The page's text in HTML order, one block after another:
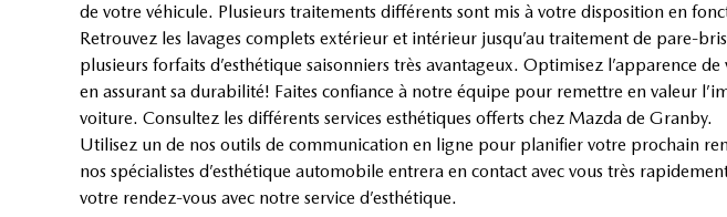
de votre véhicule. Plusieurs traitements différents sont mis à votre disposition en
Retrouvez les lavages complets extérieur et intérieur jusqu’au traitement de pare-
plusieurs forfaits d’esthétique saisonniers très avantageux. Optimisez l’apparence
en assurant sa durabilité! Faites confiance à notre équipe pour remettre en valeur
voiture. Consultez les différents services esthétiques offerts chez Mazda de Granby.
Utilisez un de nos outils de communication en ligne pour planifier votre prochain
nos spécialistes d’esthétique automobile entrera en contact avec vous très
votre rendez-vous avec notre service d’esthétique.